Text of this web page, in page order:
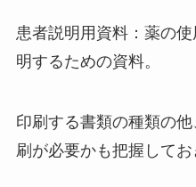
患者説明用資料：薬の
明するための資料。
印刷する書類の種類の
刷が必要かも把握してお